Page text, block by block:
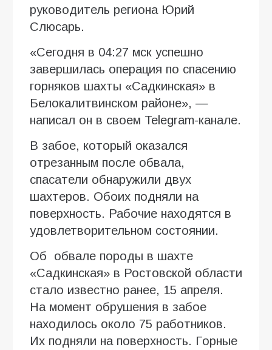
руководитель региона Юрий
Слюсарь.
«Сегодня в 04:27 мск успешно
завершилась операция по спасению
горняков шахты «Садкинская» в
Белокалитвинском районе», —
написал он в своем Telegram-канале.
В забое, который оказался
отрезанным после обвала,
спасатели обнаружили двух
шахтеров. Обоих подняли на
поверхность. Рабочие находятся в
удовлетворительном состоянии.
Об обвале породы в шахте
«Садкинская» в Ростовской области
стало известно ранее, 15 апреля.
На момент обрушения в забое
находилось около 75 работников.
Их подняли на поверхность. Горные